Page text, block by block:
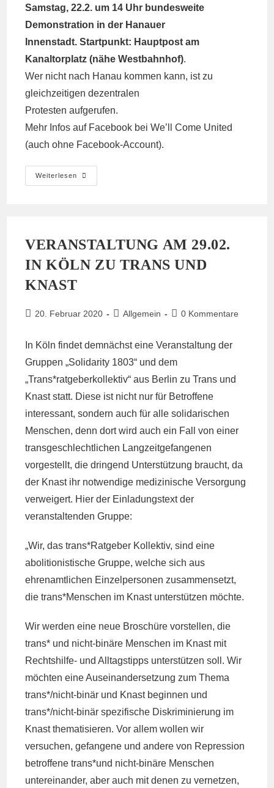
Samstag, 22.2. um 14 Uhr bundesweite
Demonstration in der Hanauer
Innenstadt. Startpunkt: Hauptpost am
Kanaltorplatz (nähe Westbahnhof).
Wer nicht nach Hanau kommen kann, ist zu
gleichzeitigen dezentralen
Protesten aufgerufen.
Mehr Infos auf Facebook bei We’ll Come United
(auch ohne Facebook-Account).
Weiterlesen
Aufruf
Nach
VERANSTALTUNG AM 29.02.
IN KÖLN ZU TRANS UND
KNAST
Beitrag
20. Februar 2020
Beitrags-
Allgemein
Beitrags-
0 Kommentare
In Köln findet demnächst eine Veranstaltung der
Gruppen „Solidarity 1803“ und dem
„Trans*ratgeberkollektiv“ aus Berlin zu Trans und
Knast statt. Diese ist nicht nur für Betroffene
interessant, sondern auch für alle solidarischen
Menschen, denn dort wird auch ein Fall von einer
transgeschlechtlichen Langzeitgefangenen
vorgestellt, die dringend Unterstützung braucht, da
der Knast ihr notwendige medizinische Versorgung
verweigert. Hier der Einladungstext der
veranstaltenden Gruppe:
„Wir, das trans*Ratgeber Kollektiv, sind eine
abolitionistische Gruppe, welche sich aus
ehrenamtlichen Einzelpersonen zusammensetzt,
die trans*Menschen im Knast unterstützen möchte.
Wir werden eine neue Broschüre vorstellen, die
trans* und nicht-binäre Menschen im Knast mit
Rechtshilfe- und Alltagstipps unterstützen soll. Wir
möchten eine Auseinandersetzung zum Thema
trans*/nicht-binär und Knast beginnen und
trans*/nicht-binär spezifische Diskriminierung im
Knast thematisieren. Vor allem wollen wir
versuchen, gefangene und andere von Repression
betroffene trans*und nicht-binäre Menschen
untereinander, aber auch mit denen zu vernetzen,